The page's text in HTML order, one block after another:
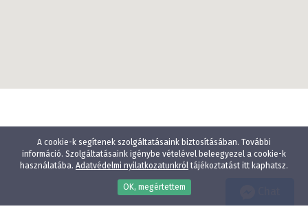
A cookie-k segítenek szolgáltatásaink biztosításában. További
információ. Szolgáltatásaink igénybe vételével beleegyezel a cookie-k
használatába. Adatvédelmi nyilatkozatunkróltájékoztatást itt kaphatsz.
OK, megértettem